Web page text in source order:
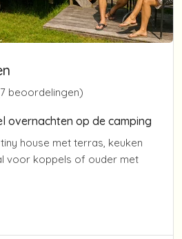
7 beoordelingen)
overnachten op de camping
house met terras, keuken
voor koppels of ouder met